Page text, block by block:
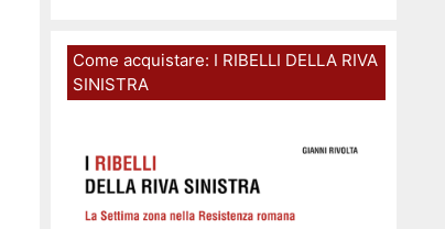
Come acquistare: I RIBELLI DELLA RIVA
SINISTRA